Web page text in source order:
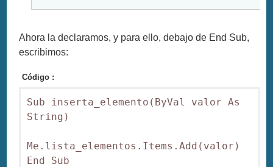
Ahora la declaramos, y para ello, debajo de End Sub,
escribimos:
Código :
Sub inserta_elemento(ByVal valor As
String)
Me.lista_elementos.Items.Add(valor)
End Sub